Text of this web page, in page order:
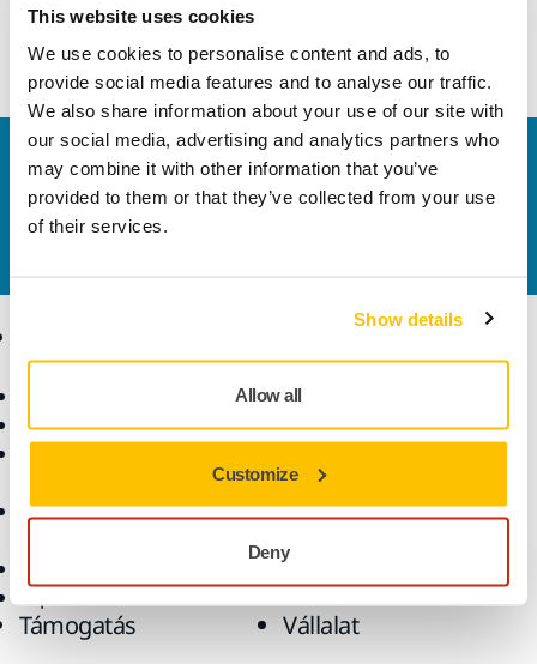
This website uses cookies
We use cookies to personalise content and ads, to
provide social media features and to analyse our traffic.
We also share information about your use of our site with
our social media, advertising and analytics partners who
may combine it with other information that you’ve
provided to them or that they’ve collected from your use
of their services.
Show details
Allow all
Customize
Deny
szerszámfalhoz való polccal, amely kifejezetten a Mirlon Total
csomagokhoz illeszkedik.
Vegye fel velünk a kapcsolatot
Szeretne többet tudni?Kérjük, vegye fel velünk a
kapcsolatot
Pormentes csiszolás
Kiegészítők és
Iparágak
Alkalmazások
Támogatás Vállalat